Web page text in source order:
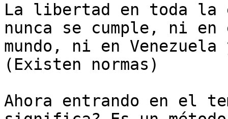
La libertad en toda la
nunca se cumple, ni en
mundo, ni en
(Existen normas)
Ahora entrando en el